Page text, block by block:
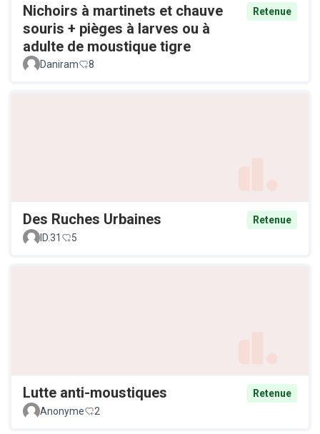
Nichoirs à martinets et chauve
souris + pièges à larves ou à
adulte de moustique tigre
Retenue
Daniram 8
Des Ruches Urbaines
Retenue
ID.31
5
Lutte anti-moustiques
Retenue
Anonyme
2